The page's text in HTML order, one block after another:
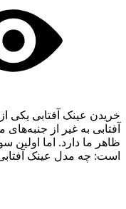
خریدن عینک آفتابی یکی
آفتابی به غیر از
ظاهر ما دارد. اما
است: چه مدل عینک آفتابی